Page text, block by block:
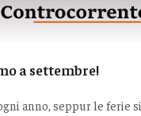
a settembre!
anno, seppur le ferie si